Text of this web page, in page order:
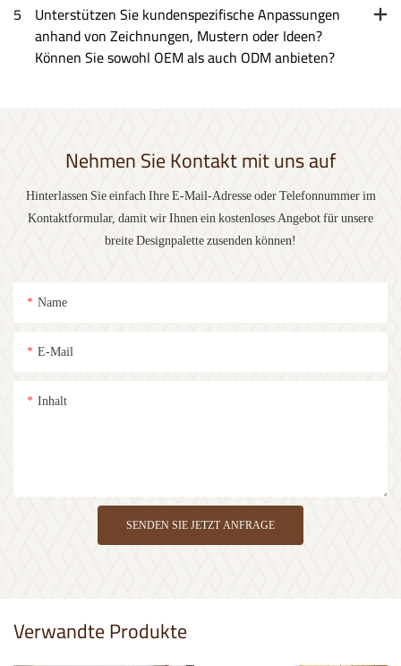
5 Unterstützen Sie kundenspezifische Anpassungen
anhand von Zeichnungen, Mustern oder Ideen?
Können Sie sowohl OEM als auch ODM anbieten?
Nehmen Sie Kontakt mit uns auf
Hinterlassen Sie einfach Ihre E-Mail-Adresse oder Telefonnummer im
Kontaktformular, damit wir Ihnen ein kostenloses Angebot für unsere
breite Designpalette zusenden können!
Name
E-Mail
Inhalt
SENDEN SIE JETZT ANFRAGE
Verwandte Produkte